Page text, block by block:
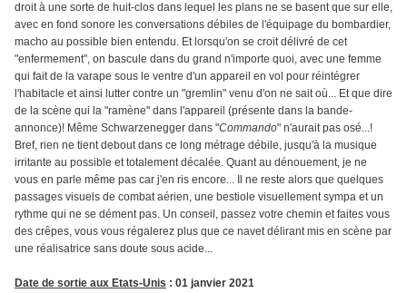
droit à une sorte de huit-clos dans lequel les plans ne se basent que sur elle,
avec en fond sonore les conversations débiles de l'équipage du bombardier,
macho au possible bien entendu. Et lorsqu'on se croit délivré de cet
"enfermement", on bascule dans du grand n'importe quoi, avec une femme
qui fait de la varape sous le ventre d'un appareil en vol pour réintégrer
l'habitacle et ainsi lutter contre un "gremlin" venu d'on ne sait où... Et que dire
de la scène qui la "ramène" dans l'appareil (présente dans la bande-
annonce)! Même Schwarzenegger dans "Commando" n'aurait pas osé...!
Bref, rien ne tient debout dans ce long métrage débile, jusqu'à la musique
irritante au possible et totalement décalée. Quant au dénouement, je ne
vous en parle même pas car j'en ris encore... Il ne reste alors que quelques
passages visuels de combat aérien, une bestiole visuellement sympa et un
rythme qui ne se dément pas. Un conseil, passez votre chemin et faites vous
des crêpes, vous vous régalerez plus que ce navet délirant mis en scène par
une réalisatrice sans doute sous acide...
Date de sortie aux Etats-Unis : 01 janvier 2021